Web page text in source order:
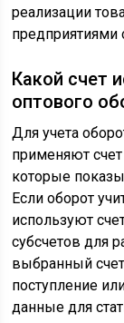
реализации
предприятиями
Какой счет
оптового
Для учета
применяют
которые
Если оборот
используют
субсчетов для
выбранный
поступление
данные для